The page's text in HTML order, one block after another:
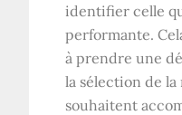
identifier celle
performante.
à prendre une
la sélection de
souhaitent